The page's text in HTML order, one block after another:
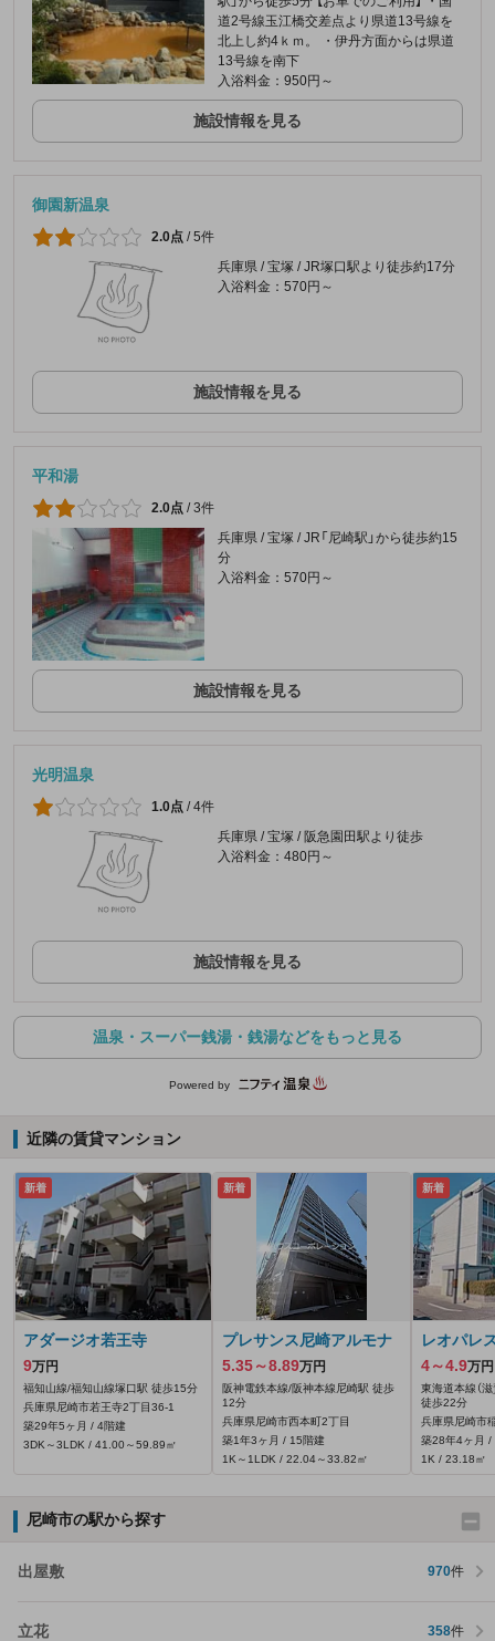
道2号線玉江橋交差点より県道13号線を
北上し約4ｋｍ。 ・伊丹方面からは県道
13号線を南下
入浴料金：950円～
施設情報を見る
御園新温泉
2.0点 /5件
兵庫県 / 宝塚 / JR塚口駅より徒歩約17分
入浴料金：570円～
施設情報を見る
平和湯
2.0点 /3件
兵庫県 / 宝塚 / JR「尼崎駅」から徒歩約15
分
入浴料金：570円～
施設情報を見る
光明温泉
1.0点 /4件
兵庫県 / 宝塚 / 阪急園田駅より徒歩
入浴料金：480円～
施設情報を見る
温泉・スーパー銭湯・銭湯などをもっと見る
Powered by
近隣の賃貸マンション
新着
アダージオ若王寺
9万円
福知山線/福知山線塚口駅 徒歩15分
兵庫県尼崎市若王寺2丁目36-1
築29年5ヶ月 / 4階建
3DK～3LDK / 41.00～59.89㎡
新着
プレサンス尼崎アルモナ
5.35～8.89万円
阪神電鉄本線/阪神本線尼崎駅 徒歩
12分
兵庫県尼崎市西本町2丁目
築1年3ヶ月 / 15階建
1K～1LDK / 22.04～33.82㎡
新着
レオパレ
4～4.9万円
東海道本線（
徒歩22分
兵庫県尼崎市
築28年4ヶ月 /
1K / 23.18㎡
尼崎市の駅から探す
出屋敷 970件
立花 358件